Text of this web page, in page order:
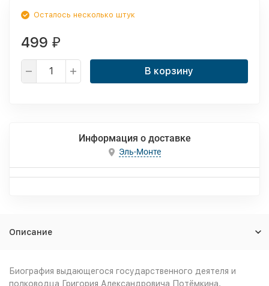
Осталось несколько штук
499 ₽
В корзину
Информация о доставке
Эль-Монте
Описание
Биография выдающегося государственного деятеля и
полководца Григория Александровича Потёмкина.